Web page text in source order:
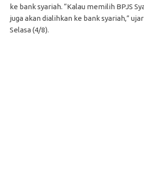
ke bank syariah. “Kalau memilih BPJS
juga akan dialihkan ke bank syariah,”
Selasa (4/8).